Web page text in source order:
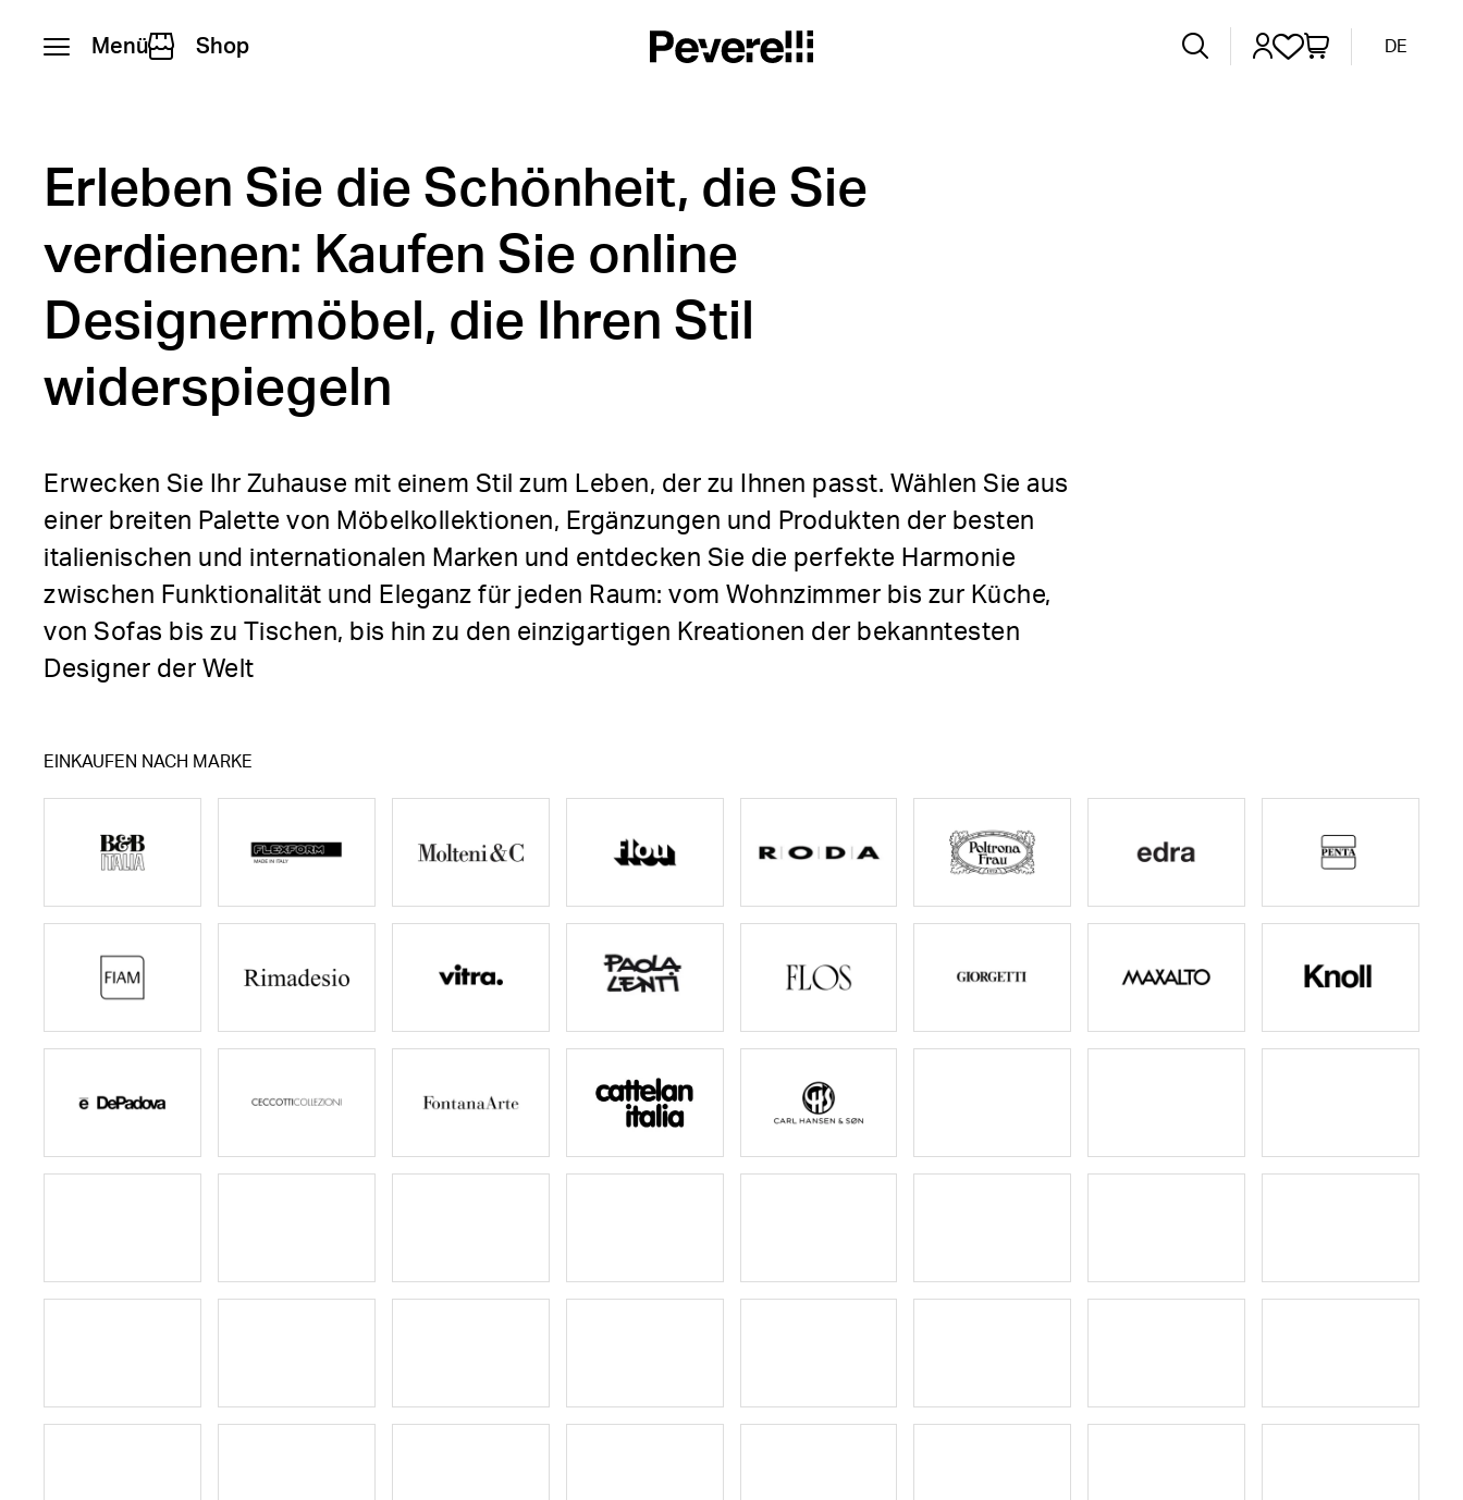
Menü Shop DE
Erleben Sie die Schönheit, die Sie
verdienen: Kaufen Sie online
Designermöbel, die Ihren Stil
widerspiegeln
Erwecken Sie Ihr Zuhause mit einem Stil zum Leben, der zu Ihnen passt. Wählen Sie aus
einer breiten Palette von Möbelkollektionen, Ergänzungen und Produkten der besten
italienischen und internationalen Marken und entdecken Sie die perfekte Harmonie
zwischen Funktionalität und Eleganz für jeden Raum: vom Wohnzimmer bis zur Küche,
von Sofas bis zu Tischen, bis hin zu den einzigartigen Kreationen der bekanntesten
Designer der Welt
EINKAUFEN NACH MARKE